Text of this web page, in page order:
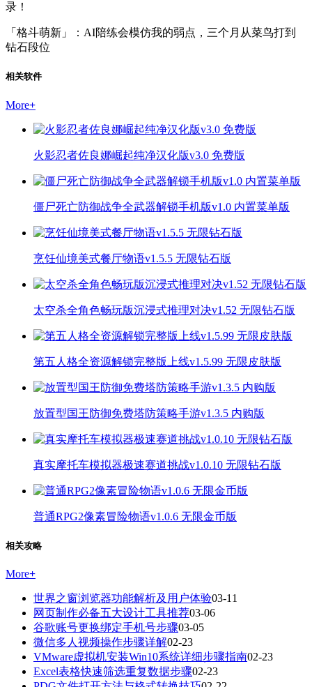
录！
「格斗萌新」：AI陪练会模仿我的弱点，三个月从菜鸟打到
钻石段位
相关软件
More+
火影忍者佐良娜崛起纯净汉化版v3.0 免费版
僵尸死亡防御战争全武器解锁手机版v1.0 内置菜单版
烹饪仙境美式餐厅物语v1.5.5 无限钻石版
太空杀全角色畅玩版沉浸式推理对决v1.52 无限钻石版
第五人格全资源解锁完整版上线v1.5.99 无限皮肤版
放置型国王防御免费塔防策略手游v1.3.5 内购版
真实摩托车模拟器极速赛道挑战v1.0.10 无限钻石版
普通RPG2像素冒险物语v1.0.6 无限金币版
相关攻略
More+
世界之窗浏览器功能解析及用户体验03-11
网页制作必备五大设计工具推荐03-06
谷歌账号更换绑定手机号步骤03-05
微信多人视频操作步骤详解02-23
VMware虚拟机安装Win10系统详细步骤指南02-23
Excel表格快速筛选重复数据步骤02-23